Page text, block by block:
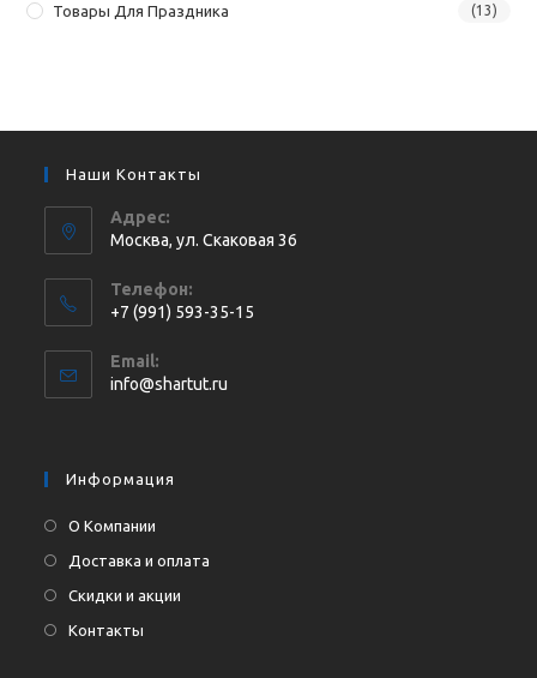
Товары Для Праздника (13)
Наши Контакты
Адрес:
Москва, ул. Cкаковая 36
Телефон:
+7 (991) 593-35-15
в
вашем
Email:
info@shartut.ru
Информация
О Компании
Доставка и оплата
Скидки и акции
Контакты